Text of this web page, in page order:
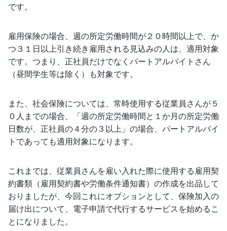
です。
雇用保険の場合、週の所定労働時間が２０時間以上で、か
つ３１日以上引き続き雇用される見込みの人は、適用対象
です。つまり、正社員だけでなくパートアルバイトさん
（昼間学生等は除く）も対象です。
また、社会保険については、常時使用する従業員さんが５
０人までの場合、「週の所定労働時間と１か月の所定労働
日数が、正社員の４分の３以上」の場合、パートアルバイ
トであっても適用対象になります。
これまでは、従業員さんを雇い入れた際に使用する雇用契
約書類（雇用契約書や労働条件通知書）の作成を出品して
おりましたが、今回これにオプションとして、保険加入の
届け出について、電子申請で代行するサービスを始めるこ
とになりました。